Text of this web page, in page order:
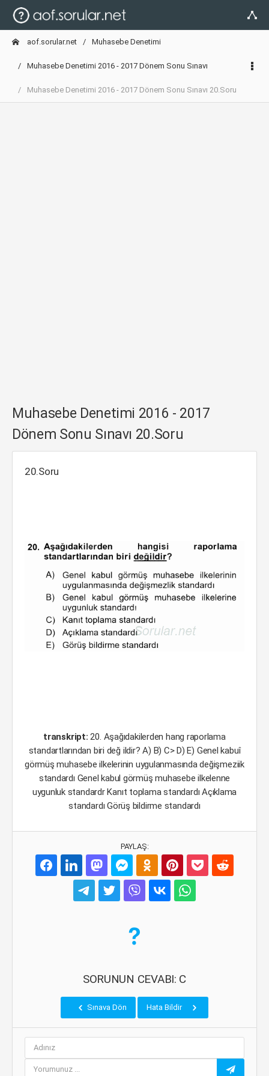
aof.sorular.net Muhasebe Denetimi
Muhasebe Denetimi 2016 - 2017 Dönem Sonu Sınavı
Muhasebe Denetimi 2016 - 2017 Dönem Sonu Sınavı 20.Soru
Muhasebe Denetimi 2016 - 2017
Dönem Sonu Sınavı 20.Soru
20.Soru
transkript:20. Aşağıdakilerden hang raporlama
standartlarından biri değ ildir? A) B) C> D) E) Genel kabuî
görmüş muhasebe ilkelerinin uygulanmasında değişmeziik
standardı Genel kabul görmüş muhasebe ilkelenne
uygunluk standardr Kanıt toplama standardı Açıklama
standardı Görüş bildirme standardı
PAYLAŞ:
SORUNUN CEVABI: C
Sınava Dön Hata Bildir